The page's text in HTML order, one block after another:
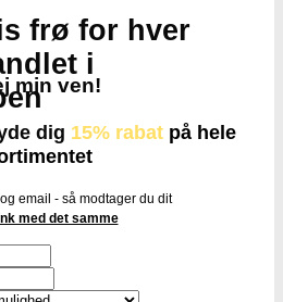
frø for hver
i
min ven!
dig 15% rabat på hele
email - så modtager du dit
med det samme